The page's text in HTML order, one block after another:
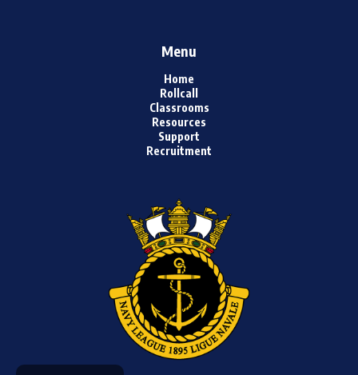
Menu
Home
Rollcall
Classrooms
Resources
Support
Recruitment